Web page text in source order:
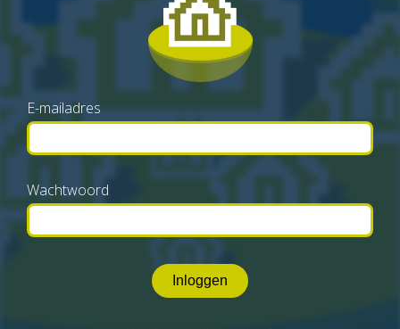
E-mailadres
Wachtwoord
Inloggen